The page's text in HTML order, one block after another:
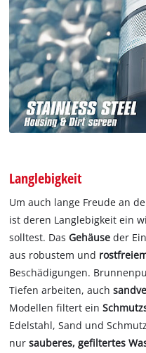
Langlebigkeit
Um auch lange Freude an
ist deren Langlebigkeit ein
solltest. DasGehäuseder
aus robustem und
Beschädigungen.
Tiefen arbeiten, auch
Modellen filtert ein
Edelstahl, Sand und
nursauberes, gefiltertes